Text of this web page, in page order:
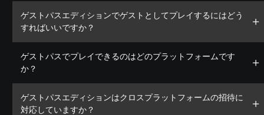
ゲストパスエディションでゲストとしてプレイするにはどう
すればいいですか？
ゲストパスでプレイできるのはどのプラットフォームです
か？
ゲストパスエディションはクロスプラットフォームの招待に
対応していますか？